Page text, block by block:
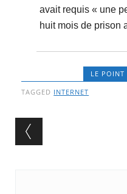
avait requis « une
huit mois de prison
LE POINT
TAGGED INTERNET
Post